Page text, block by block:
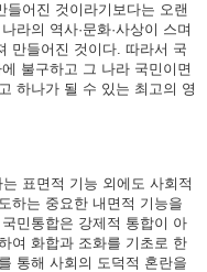
어진 것이라기보다는 오랜
라의 역사·문화·사상이 스며
만들어진 것이다. 따라서 국
불구하고 그 나라 국민이면
하나가 될 수 있는 최고의 영
표면적 기능 외에도 사회적
하는 중요한 내면적 기능을
민통합은 강제적 통합이 아
여 화합과 조화를 기초로 한
통해 사회의 도덕적 혼란을